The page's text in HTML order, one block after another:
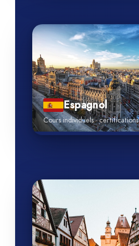
Espagnol
Cours individuels · certifications